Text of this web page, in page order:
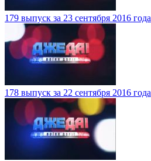
179 выпуск за 23 сентября 2016 года
178 выпуск за 22 сентября 2016 года